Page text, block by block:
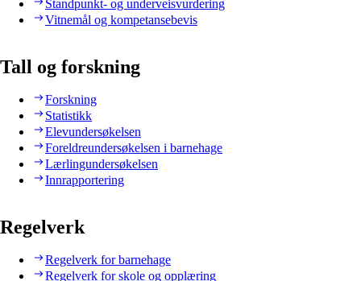
Standpunkt- og underveisvurdering
Vitnemål og kompetansebevis
Tall og forskning
Forskning
Statistikk
Elevundersøkelsen
Foreldreundersøkelsen i barnehage
Lærlingundersøkelsen
Innrapportering
Regelverk
Regelverk for barnehage
Regelverk for skole og opplæring